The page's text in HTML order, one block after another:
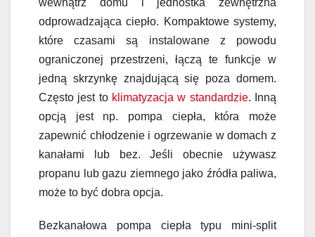
odprowadzająca ciepło. Kompaktowe systemy,
które czasami są instalowane z powodu
ograniczonej przestrzeni, łączą te funkcje w
jedną skrzynkę znajdującą się poza domem.
Często jest to klimatyzacja w standardzie. Inną
opcją jest np. pompa ciepła, która może
zapewnić chłodzenie i ogrzewanie w domach z
kanałami lub bez. Jeśli obecnie używasz
propanu lub gazu ziemnego jako źródła paliwa,
może to być dobra opcja.
Bezkanałowa pompa ciepła typu mini-split